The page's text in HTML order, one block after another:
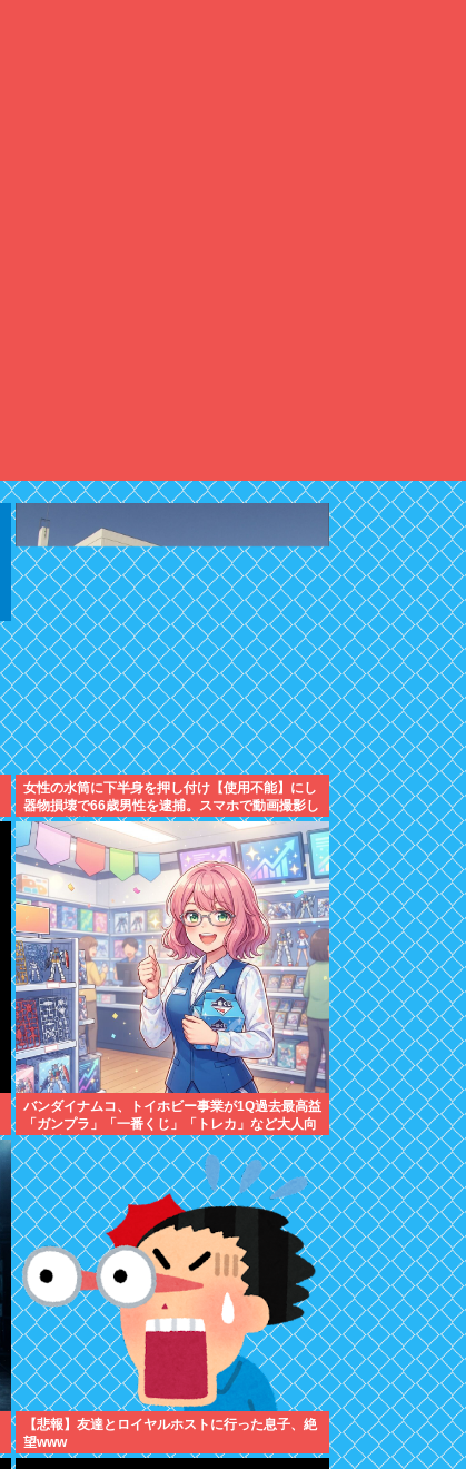
女性の水筒に下半身を押し付け【使用不能】にし
器物損壊で66歳男性を逮捕。スマホで動画撮影し
ていた模様
バンダイナムコ、トイホビー事業が1Q過去最高益
「ガンプラ」「一番くじ」「トレカ」など大人向
け商材好調で
【悲報】友達とロイヤルホストに行った息子、絶
望www